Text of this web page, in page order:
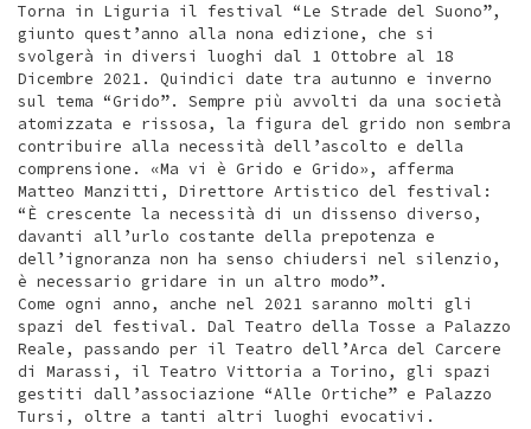
Torna in Liguria il festival “Le Strade del Suono”,
giunto quest’anno alla nona edizione, che si
svolgerà in diversi luoghi dal 1 Ottobre al 18
Dicembre 2021. Quindici date tra autunno e inverno
sul tema “Grido”. Sempre più avvolti da una società
atomizzata e rissosa, la figura del grido non sembra
contribuire alla necessità dell’ascolto e della
comprensione. «Ma vi è Grido e Grido», afferma
Matteo Manzitti, Direttore Artistico del festival:
“È crescente la necessità di un dissenso diverso,
davanti all’urlo costante della prepotenza e
dell’ignoranza non ha senso chiudersi nel silenzio,
è necessario gridare in un altro modo”.
Come ogni anno, anche nel 2021 saranno molti gli
spazi del festival. Dal Teatro della Tosse a Palazzo
Reale, passando per il Teatro dell’Arca del Carcere
di Marassi, il Teatro Vittoria a Torino, gli spazi
gestiti dall’associazione “Alle Ortiche” e Palazzo
Tursi, oltre a tanti altri luoghi evocativi.